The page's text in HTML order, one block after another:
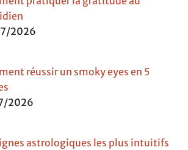
2026
réussir un smoky eyes en 5
2026
astrologiques les plus intuitifs